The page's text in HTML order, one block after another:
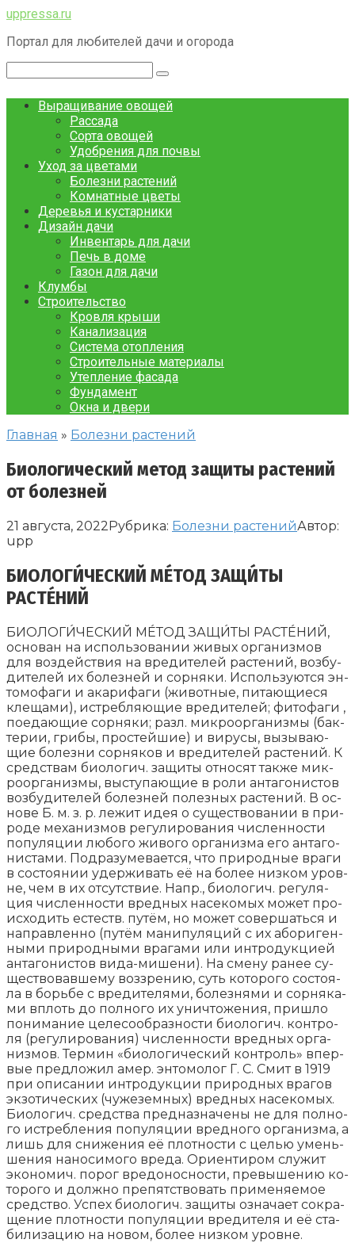
Перейти
контенту
uppressa.ru
Портал для любителей дачи и огорода
Выращивание овощей
Рассада
Сорта овощей
Удобрения для почвы
Уход за цветами
Болезни растений
Комнатные цветы
Деревья и кустарники
Дизайн дачи
Инвентарь для дачи
Печь в доме
Газон для дачи
Клумбы
Строительство
Кровля крыши
Канализация
Система отопления
Строительные материалы
Утепление фасада
Фундамент
Окна и двери
Главная » Болезни растений
Биологический метод защиты растений
от болезней
21 августа, 2022Рубрика: Болезни растенийАвтор:
upp
БИОЛОГИ́ЧЕСКИЙ МЕ́ТОД ЗАЩИ́ТЫ
РАСТЕ́НИЙ
БИОЛОГИ́ЧЕСКИЙ МЕ́ТОД ЗАЩИ́ТЫ РАСТЕ́НИЙ,
ос­но­ван на ис­поль­зо­ва­нии жи­вых ор­га­низ­мов
для воз­дей­ст­вия на вре­ди­те­лей рас­те­ний, воз­бу­
ди­те­лей их бо­лез­ней и сор­ня­ки. Ис­поль­зу­ют­ся эн­
то­мо­фа­ги и ака­ри­фа­ги (жи­вот­ные, пи­таю­щие­ся
кле­ща­ми), ис­треб­ляю­щие вре­ди­те­лей; фи­то­фа­ги ,
по­едаю­щие сор­ня­ки; разл. мик­ро­ор­га­низ­мы (бак­
те­рии, гри­бы, про­стей­шие) и ви­ру­сы, вы­зы­ваю­
щие бо­лез­ни сор­ня­ков и вре­ди­те­лей рас­те­ний. К
сред­ст­вам био­ло­гич. за­щи­ты от­но­сят так­же мик­
ро­ор­га­низ­мы, вы­сту­паю­щие в ро­ли ан­та­го­ни­стов
воз­бу­ди­те­лей бо­лез­ней по­лез­ных рас­те­ний. В ос­
но­ве Б. м. з. р. ле­жит идея о су­ще­ст­во­ва­нии в при­
ро­де ме­ха­низ­мов ре­гу­ли­ро­ва­ния чис­лен­но­сти
по­пу­ля­ции лю­бо­го жи­во­го ор­га­низ­ма его ан­та­го­
ни­ста­ми. Под­ра­зу­ме­ва­ет­ся, что при­род­ные вра­ги
в со­стоя­нии удер­жи­вать её на бо­лее низ­ком уров­
не, чем в их от­сут­ст­вие. Напр., био­ло­гич. ре­гу­ля­
ция чис­лен­но­сти вред­ных на­се­ко­мых мо­жет про­
ис­хо­дить ес­теств. пу­тём, но мо­жет со­вер­шать­ся и
на­прав­лен­но (пу­тём ма­ни­пу­ля­ций с их або­ри­ген­
ны­ми при­род­ны­ми вра­га­ми или ин­тро­дук­ци­ей
ан­та­го­ни­стов ви­да-ми­ше­ни). На сме­ну ра­нее су­
ще­ст­во­вав­ше­му воз­зре­нию, суть ко­то­ро­го со­стоя­
ла в борь­бе с вре­ди­те­ля­ми, бо­лез­ня­ми и сор­ня­ка­
ми вплоть до пол­но­го их унич­то­же­ния, при­шло
по­ни­ма­ние це­ле­со­об­раз­но­сти био­ло­гич. кон­тро­
ля (ре­гу­ли­ро­ва­ния) чис­лен­но­сти вред­ных ор­га­
низ­мов. Тер­мин «био­ло­ги­че­ский кон­троль» впер­
вые пред­ло­жил амер. эн­то­мо­лог Г. С. Смит в 1919
при опи­са­нии ин­тро­дук­ции при­род­ных вра­гов
эк­зо­ти­че­ских (чу­же­зем­ных) вред­ных на­се­ко­мых.
Био­ло­гич. сред­ст­ва пред­на­зна­че­ны не для пол­но­
го ис­треб­ле­ния по­пу­ля­ции вред­но­го ор­га­низ­ма, а
лишь для сни­же­ния её плот­но­сти с це­лью умень­
ше­ния на­но­си­мо­го вре­да. Ори­ен­ти­ром слу­жит
эко­но­мич. по­рог вре­до­нос­но­сти, пре­вы­ше­нию ко­
то­ро­го и долж­но пре­пят­ст­во­вать при­ме­няе­мое
сред­ст­во. Ус­пех био­ло­гич. за­щи­ты оз­на­ча­ет со­кра­
ще­ние плот­но­сти по­пу­ля­ции вре­ди­те­ля и её ста­
би­ли­за­цию на но­вом, бо­лее низ­ком уров­не.